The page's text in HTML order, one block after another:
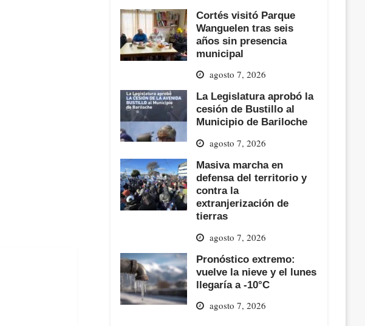
Cortés visitó Parque
Wanguelen tras seis
años sin presencia
municipal
agosto 7, 2026
La Legislatura aprobó la
cesión de Bustillo al
Municipio de Bariloche
agosto 7, 2026
Masiva marcha en
defensa del territorio y
contra la
extranjerización de
tierras
agosto 7, 2026
Pronóstico extremo:
vuelve la nieve y el lunes
llegaría a -10°C
agosto 7, 2026